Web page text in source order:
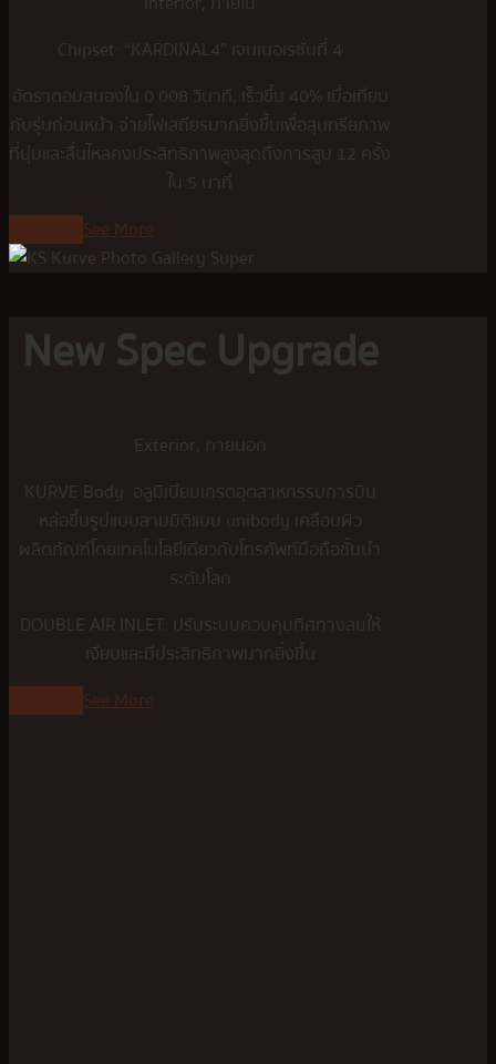
Chipset: “KARDINAL4” เจนเนอเรชั่นที่ 4
อัตราตอบสนองใน 0.008 วินาที, เร็วขึ้น 40% เมื่อเทียบ
กับรุ่นก่อนหน้า จ่ายไฟเสถียรมากยิ่งขึ้นเพื่อสุนทรียภาพ
ที่นุ่มและลื่นไหลคงประสิทธิภาพสูงสุดถึงการสูบ 12 ครั้ง
ใน 5 นาที
See More
New Spec Upgrade
Exterior, ภายนอก
KURVE Body: อลูมิเนียมเกรดอุตสาหกรรมการบิน
หล่อขึ้นรูปแบบสามมิติแบบ unibody เคลือบผิว
ผลิตภัณฑ์โดยเทคโนโลยีเดียวกับโทรศัพท์มือถือชั้นนำ
ระดับโลก
DOUBLE AIR INLET: ปรับระบบควบคุมทิศทางลมให้
เงียบและมีประสิทธิภาพมากยิ่งขึ้น
See More